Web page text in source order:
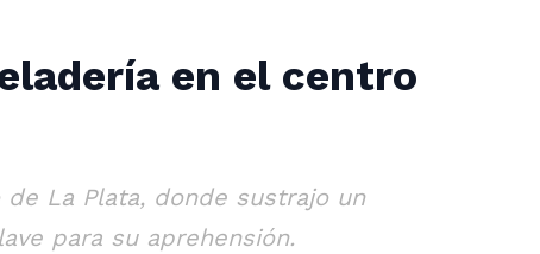
en el centro
La Plata, donde sustrajo un
para su aprehensión.